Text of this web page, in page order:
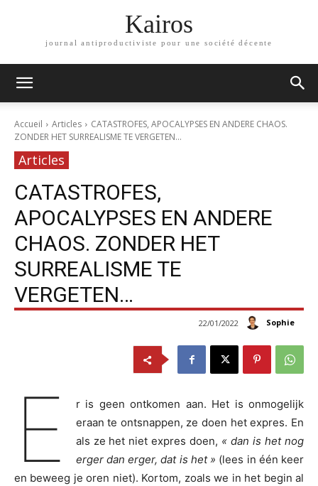
Kairos
journal antiproductiviste pour une société décente
Accueil Articles
CATASTROFES, APOCALYPSES EN ANDERE CHAOS.
ZONDER HET SURREALISME TE VERGETEN...
Articles
CATASTROFES,
APOCALYPSES EN ANDERE
CHAOS. ZONDER HET
SURREALISME TE
VERGETEN…
Sophie
22/01/2022
E
r is geen ontkomen aan. Het is onmogelijk
eraan te ontsnappen, ze doen het expres. En
als ze het niet expres doen, « dan is het nog
erger dan erger, dat is het » (lees in één keer
en beweeg je oren niet). Kortom, zoals we in het begin al